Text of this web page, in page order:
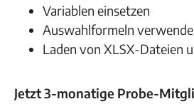
Variablen einsetzen
Auswahlformeln
Laden von XLSX-Dateien
Jetzt 3-monatige Probe-